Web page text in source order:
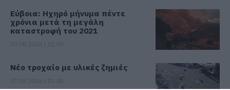
Εύβοια: Ηχηρό μήνυμα πέντε
χρόνια μετά τη μεγάλη
καταστροφή του 2021
Νέο τροχαίο με υλικές ζημιές